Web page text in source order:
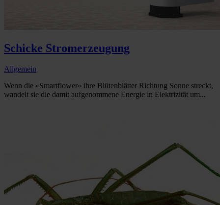
Schicke Stromerzeugung
Allgemein
Wenn die »Smartflower« ihre Blütenblätter Richtung Sonne streckt,
wandelt sie die damit aufgenommene Energie in Elektrizität um...